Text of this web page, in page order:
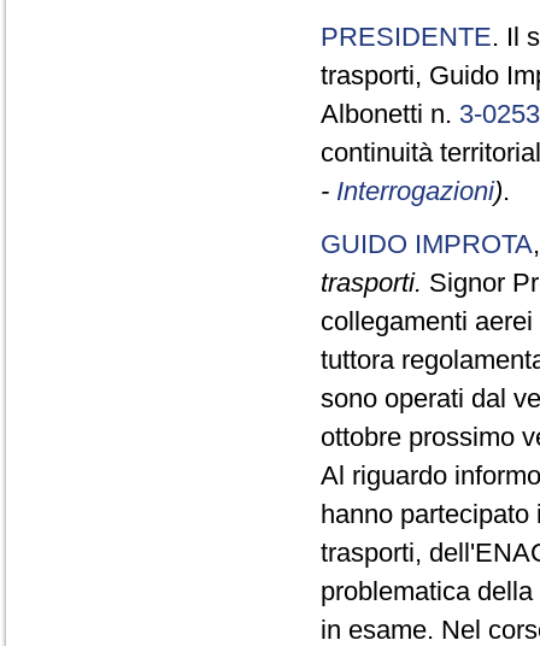
PRESIDENTE. Il
trasporti, Guido
Albonetti n. 3-
continuità
- Interrogazioni).
GUIDO IMPROTA
trasporti. Signor
collegamenti
tuttora
sono operati dal
ottobre prossimo
Al riguardo
hanno
trasporti,
problematica
in esame. Nel